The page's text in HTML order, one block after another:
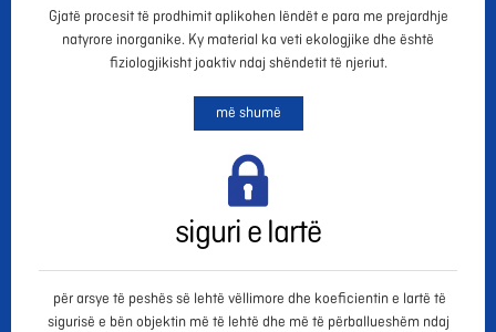
Gjatë procesit të prodhimit aplikohen lëndët e para me prejardhje
natyrore inorganike. Ky material ka veti ekologjike dhe është
fiziologjikisht joaktiv ndaj shëndetit të njeriut.
më shumë
siguri e lartë
për arsye të peshës së lehtë vëllimore dhe koeficientin e lartë të
sigurisë e bën objektin më të lehtë dhe më të përballueshëm ndaj